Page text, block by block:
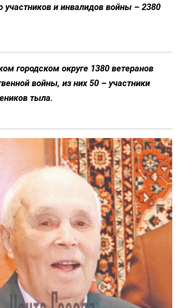
участников и инвалидов войны – 2380
городском округе 1380 ветеранов
войны, из них 50 – участники
тыла.